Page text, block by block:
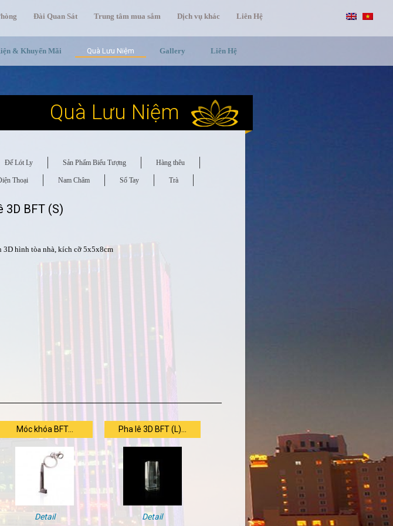
Đài Quan Sát Trung tâm mua sắm Dịch vụ khác Liên Hệ
& Khuyến Mãi Quà Lưu Niệm Gallery Liên Hệ
Quà Lưu Niệm
Đế Lót Ly Sản Phẩm Biểu Tượng Hàng thêu
Thoại Nam Châm Sổ Tay Trà
3D BFT (S)
3D hình tòa nhà, kích cỡ 5x5x8cm
Móc khóa BFT...
Detail
Pha lê 3D BFT (L)...
Detail